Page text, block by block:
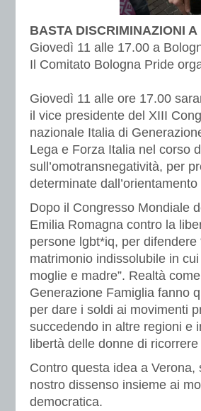
BASTA DISCRIMINAZIONI
Giovedì 11 alle 17.00 a
Il Comitato Bologna Pride
Giovedì 11 alle ore 17.00
il vice presidente del XIII
nazionale Italia di
Lega e Forza Italia nel corso
sull’omotransnegatività, per
determinate
Dopo il Congresso Mondiale
Emilia Romagna contro la
persone lgbt*iq, per
matrimonio indissolubile in
moglie e madre”. Realtà
Generazione Famiglia fanno
per dare i soldi ai movimenti
succedendo in altre regioni e
libertà delle donne di
Contro questa idea a
nostro dissenso insieme ai
democratica.